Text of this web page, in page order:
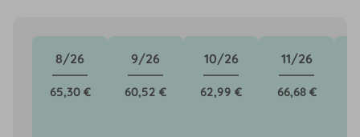
8/26
65,30 €
9/26
60,52 €
10/26
62,99 €
11/26
66,68 €